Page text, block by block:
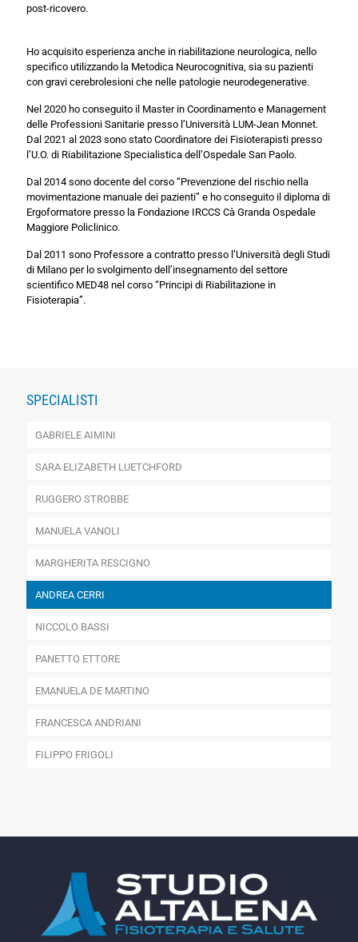
post-ricovero.
Ho acquisito esperienza anche in riabilitazione neurologica, nello
specifico utilizzando la Metodica Neurocognitiva, sia su pazienti
con gravi cerebrolesioni che nelle patologie neurodegenerative.
Nel 2020 ho conseguito il Master in Coordinamento e Management
delle Professioni Sanitarie presso l’Università LUM-Jean Monnet.
Dal 2021 al 2023 sono stato Coordinatore dei Fisioterapisti presso
l’U.O. di Riabilitazione Specialistica dell’Ospedale San Paolo.
Dal 2014 sono docente del corso “Prevenzione del rischio nella
movimentazione manuale dei pazienti” e ho conseguito il diploma di
Ergoformatore presso la Fondazione IRCCS Cà Granda Ospedale
Maggiore Policlinico.
Dal 2011 sono Professore a contratto presso l’Università degli Studi
di Milano per lo svolgimento dell’insegnamento del settore
scientifico MED48 nel corso “Principi di Riabilitazione in
Fisioterapia”.
SPECIALISTI
GABRIELE AIMINI
SARA ELIZABETH LUETCHFORD
RUGGERO STROBBE
MANUELA VANOLI
MARGHERITA RESCIGNO
ANDREA CERRI
NICCOLO BASSI
PANETTO ETTORE
EMANUELA DE MARTINO
FRANCESCA ANDRIANI
FILIPPO FRIGOLI